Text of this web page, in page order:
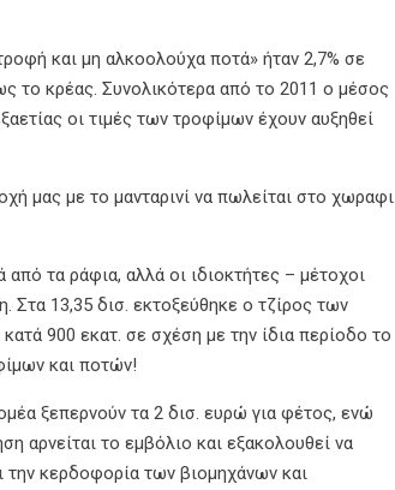
και μη αλκοολούχα ποτά» ήταν 2,7% σε
το κρέας. Συνολικότερα από το 2011 ο μέσος
οι τιμές των τροφίμων έχουν αυξηθεί
μας με το μανταρινί να πωλείται στο χωραφι
τα ράφια, αλλά οι ιδιοκτήτες – μέτοχοι
13,35 δισ. εκτοξεύθηκε ο τζίρος των
900 εκατ. σε σχέση με την ίδια περίοδο το
και ποτών!
ξεπερνούν τα 2 δισ. ευρώ για φέτος, ενώ
αρνείται το εμβόλιο και εξακολουθεί να
την κερδοφορία των βιομηχάνων και